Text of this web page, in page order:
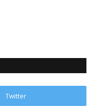
Twitter